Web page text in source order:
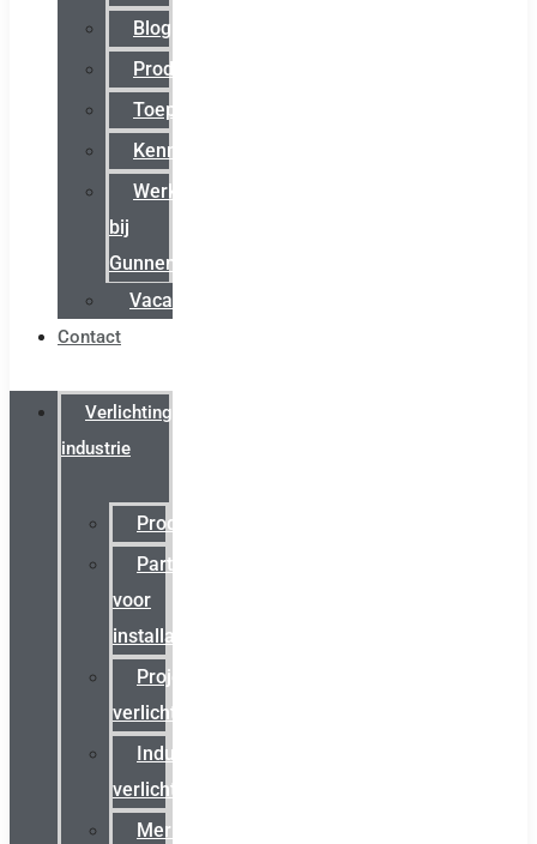
Blog
Productnieuws
Toepassingen
Kenniscentrum
Werken
bij
Gunneman
Vacatures
Contact
Verlichting
industrie
Productcatalogus
Partner
voor
installateurs
Projectreferenties
verlichting
Industriële
verlichting
Merken